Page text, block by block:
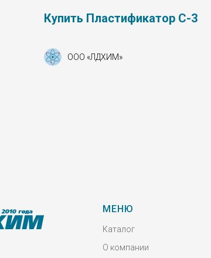
Купить Пластификатор С-3
ООО «ЛДХИМ»
МЕНЮ
Каталог
О компании